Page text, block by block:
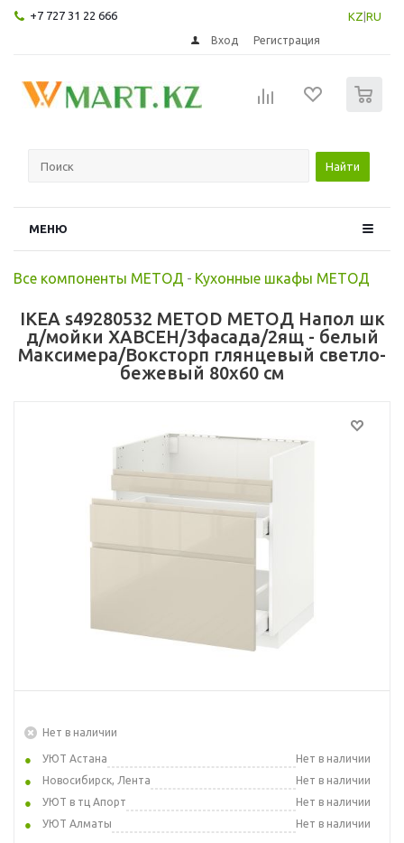
+7 727 31 22 666 KZ RU
Вход Регистрация
Найти
МЕНЮ
Все компоненты МЕТОД - Кухонные шкафы МЕТОД
IKEA s49280532 METOD МЕТОД Напол шк
д/мойки ХАВСЕН/3фасада/2ящ - белый
Максимера/Воксторп глянцевый светло-
бежевый 80x60 см
Нет в наличии
УЮТ Астана
Нет в наличии
Новосибирск, Лента
Нет в наличии
УЮТ в тц Апорт
Нет в наличии
УЮТ Алматы
Нет в наличии